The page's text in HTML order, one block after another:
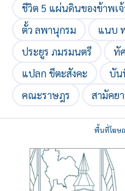
ชีวิต 5 แผ่นดินของข้าพเจ้
ตั้ว ลพานุกรม
แนบ
ประยูร ภมรมนตรี
ทั
แปลก ขีตะสังคะ
บัน
คณะราษฎร
สามัคย
พื้นที่โฆษ